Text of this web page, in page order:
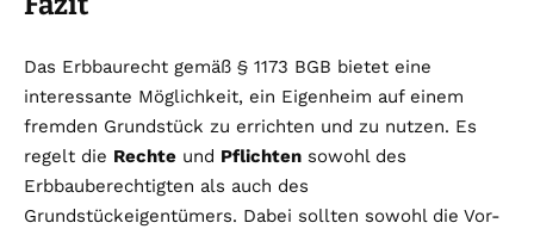
Das Erbbaurecht gemäß § 1173 BGB bietet eine
interessante Möglichkeit, ein Eigenheim auf einem
fremden Grundstück zu errichten und zu nutzen. Es
regelt die Rechte und Pflichten sowohl des
Erbbauberechtigten als auch des
Grundstückeigentümers. Dabei sollten sowohl die Vor-